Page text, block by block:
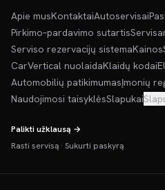
Apie musKontaktaiAutoservisai
Pirkimo–pardavimo sutartis
Serviso rezervacijų sistemaKainos
CarVertical nuolaidaKlaidų kodai
Automobilių patikimumasĮmonių
Naudojimosi taisyklėsSlapukai
Palikti užklausą →
Rasti servisą · Sukurti paskyrą